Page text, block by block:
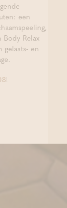
een
Body Relax
gelaats- en
!